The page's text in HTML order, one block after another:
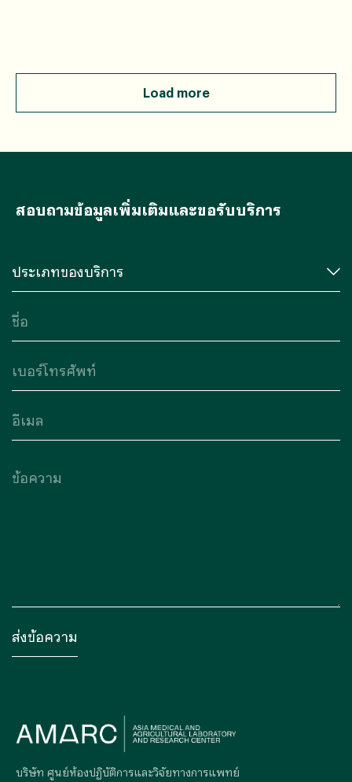
Load more
สอบถามข้อมูลเพิ่มเติมและขอรับบริการ
บริษัท ศูนย์ห้องปฏิบัติการและวิจัยทางการแพทย์